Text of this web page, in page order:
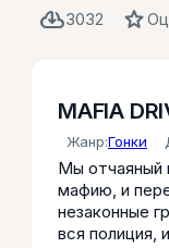
cloud_download3032 star
MAFIA
Жанр:Гонки
Мы отчаяный
мафию, и
незаконные
вся полиция,